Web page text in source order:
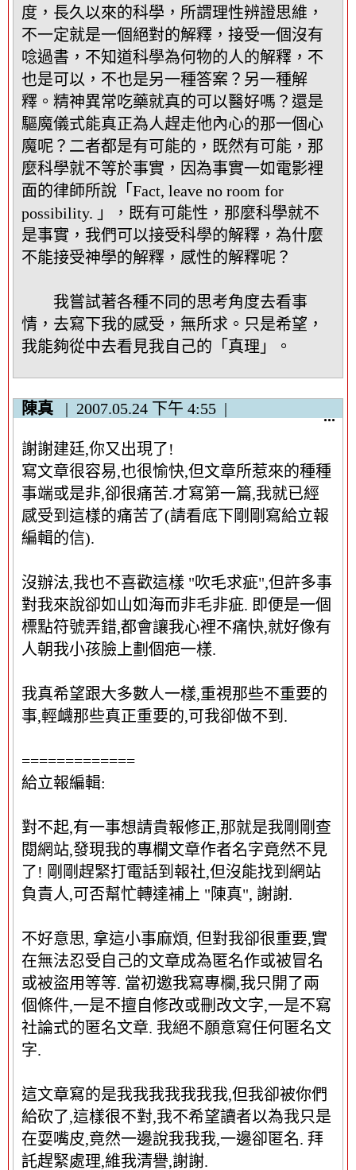
度，長久以來的科學，所謂理性辨證思維，
不一定就是一個絕對的解釋，接受一個沒有
唸過書，不知道科學為何物的人的解釋，不
也是可以，不也是另一種答案？另一種解
釋。精神異常吃藥就真的可以醫好嗎？還是
驅魔儀式能真正為人趕走他內心的那一個心
魔呢？二者都是有可能的，既然有可能，那
麼科學就不等於事實，因為事實一如電影裡
面的律師所說「Fact, leave no room for
possibility. 」，既有可能性，那麼科學就不
是事實，我們可以接受科學的解釋，為什麼
不能接受神學的解釋，感性的解釋呢？
我嘗試著各種不同的思考角度去看事
情，去寫下我的感受，無所求。只是希望，
我能夠從中去看見我自己的「真理」。
陳真 2007.05.24 下午 4:55
謝謝建廷,你又出現了!
寫文章很容易,也很愉快,但文章所惹來的種種
事端或是非,卻很痛苦.才寫第一篇,我就已經
感受到這樣的痛苦了(請看底下剛剛寫給立報
編輯的信).
沒辦法,我也不喜歡這樣 "吹毛求疵",但許多事
對我來說卻如山如海而非毛非疵. 即便是一個
標點符號弄錯,都會讓我心裡不痛快,就好像有
人朝我小孩臉上劃個疤一樣.
我真希望跟大多數人一樣,重視那些不重要的
事,輕衊那些真正重要的,可我卻做不到.
=============
給立報編輯:
對不起,有一事想請貴報修正,那就是我剛剛查
閱網站,發現我的專欄文章作者名字竟然不見
了! 剛剛趕緊打電話到報社,但沒能找到網站
負責人,可否幫忙轉達補上 "陳真", 謝謝.
不好意思, 拿這小事麻煩, 但對我卻很重要,實
在無法忍受自己的文章成為匿名作或被冒名
或被盜用等等. 當初邀我寫專欄,我只開了兩
個條件,一是不擅自修改或刪改文字,一是不寫
社論式的匿名文章. 我絕不願意寫任何匿名文
字.
這文章寫的是我我我我我我我,但我卻被你們
給砍了,這樣很不對,我不希望讀者以為我只是
在耍嘴皮,竟然一邊說我我我,一邊卻匿名. 拜
託趕緊處理,維我清譽,謝謝.
...顯